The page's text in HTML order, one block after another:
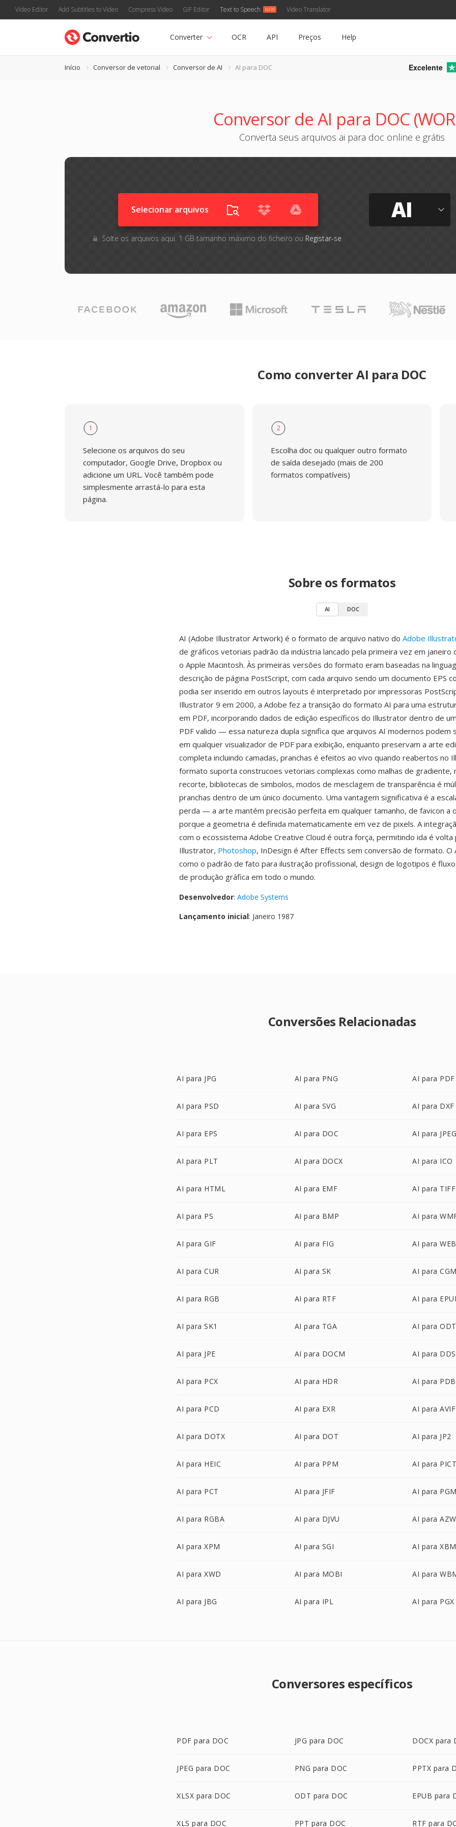
Video Editor Add Subtitles to Video Compress Video GIF Editor Text to Speech Video Translator
Converter OCR API Preços Help
Início Conversor de vetorial Conversor de AI AI para DOC Excelente
Conversor de AI para DOC
Converta seus arquivos ai para doc online e grátis
Selecionar arquivos
Solte os arquivos aqui. 1 GB tamanho máximo do ficheiro ou Registar-se
AI
Como converter AI para DOC
1
Selecione os arquivos do seu
computador, Google Drive, Dropbox ou
adicione um URL. Você também pode
simplesmente arrastá-lo para esta
página.
2
Escolha doc ou qualquer outro formato
de saída desejado (mais de 200
formatos compatíveis)
Sobre os formatos
AI DOC
AI (Adobe Illustrator Artwork) é o formato de arquivo nativo do Adobe
de gráficos vetoriais padrão da indústria lancado pela primeira vez em janeiro
o Apple Macintosh. Às primeiras versões do formato eram baseadas na
descrição de página PostScript, com cada arquivo sendo um documento EPS
podia ser inserido em outros layouts é interpretado por impressoras
Illustrator 9 em 2000, a Adobe fez a transição do formato AI para uma
em PDF, incorporando dados de edição específicos do Illustrator dentro de
PDF valido — essa natureza dupla significa que arquivos AI modernos podem
em qualquer visualizador de PDF para exibição, enquanto preservam a arte
completa incluindo camadas, pranchas é efeitos ao vivo quando reabertos no
formato suporta construcoes vetoriais complexas como malhas de gradiente,
recorte, bibliotecas de simbolos, modos de mesclagem de transparência é
pranchas dentro de um único documento. Uma vantagem significativa é a
perda — a arte mantém precisão perfeita em qualquer tamanho, de favicon a
porque a geometria é definida matematicamente em vez de pixels. A
com o ecossistema Adobe Creative Cloud é outra força, permitindo ida é
Illustrator, Photoshop, InDesign é After Effects sem conversão de formato. O
como o padrão de fato para ilustração profissional, design de logotipos é
de produção gráfica em todo o mundo.
Desenvolvedor: Adobe Systems
Lançamento inicial: Janeiro 1987
Conversões Relacionadas
AI para JPG AI para PNG AI para PDF
AI para PSD AI para SVG AI para DXF
AI para EPS AI para DOC AI para
AI para PLT AI para DOCX AI para ICO
AI para HTML AI para EMF AI para TIFF
AI para PS AI para BMP AI para
AI para GIF AI para FIG AI para
AI para CUR AI para SK AI para
AI para RGB AI para RTF AI para
AI para SK1 AI para TGA AI para ODT
AI para JPE AI para DOCM AI para DDS
AI para PCX AI para HDR AI para PDB
AI para PCD AI para EXR AI para AVIF
AI para DOTX AI para DOT AI para JP2
AI para HEIC AI para PPM AI para
AI para PCT AI para JFIF AI para
AI para RGBA AI para DJVU AI para
AI para XPM AI para SGI AI para XBM
AI para XWD AI para MOBI AI para
AI para JBG AI para IPL AI para PGX
Conversores específicos
PDF para DOC JPG para DOC DOCX para
JPEG para DOC PNG para DOC PPTX para
XLSX para DOC ODT para DOC EPUB para
XLS para DOC PPT para DOC RTF para